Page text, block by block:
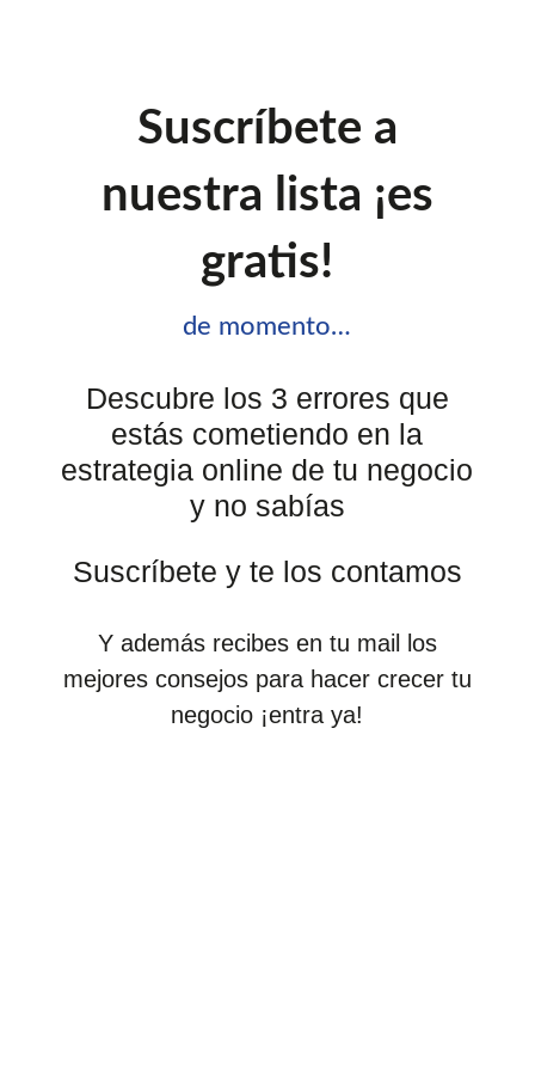
Suscríbete a
nuestra lista ¡es
gratis!
de momento…
Descubre los 3 errores que
estás cometiendo en la
estrategia online de tu negocio
y no sabías
Suscríbete y te los contamos
Y además recibes en tu mail los
mejores consejos para hacer crecer tu
negocio ¡entra ya!